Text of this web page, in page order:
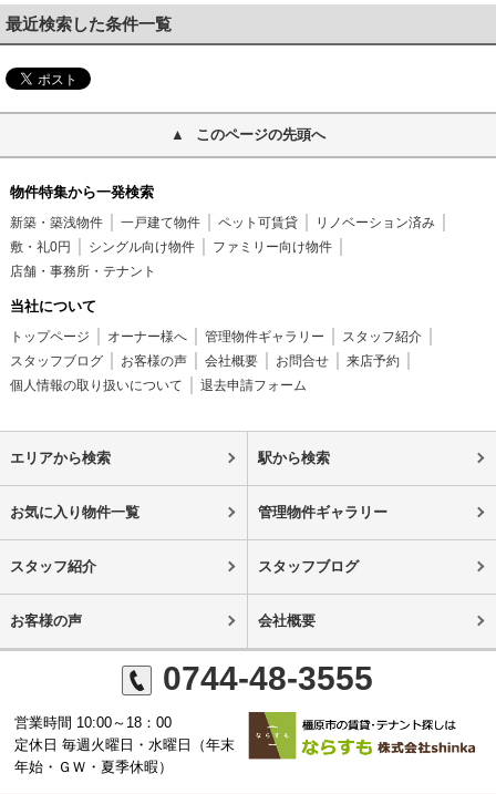
最近検索した条件一覧
このページの先頭へ
物件特集から一発検索
新築・築浅物件 一戸建て物件 ペット可賃貸
リノベーション済み
敷・礼0円
シングル向け物件
ファミリー向け物件
店舗・事務所・テナント
当社について
トップページ オーナー様へ 管理物件ギャラリー
スタッフ紹介
スタッフブログ
お客様の声 会社概要 お問合せ
来店予約
個人情報の取り扱いについて
退去申請フォーム
エリアから検索 駅から検索
お気に入り物件一覧 管理物件ギャラリー
スタッフ紹介 スタッフブログ
お客様の声 会社概要
0744-48-3555
営業時間 10:00～18：00
定休日 毎週火曜日・水曜日（年末
年始・ＧＷ・夏季休暇）